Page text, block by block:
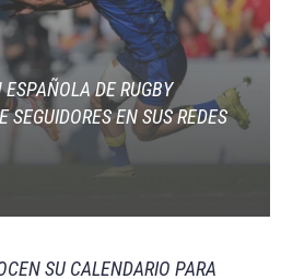
DE RUGBY
SEGUIDORES EN SUS REDES
SU CALENDARIO PARA